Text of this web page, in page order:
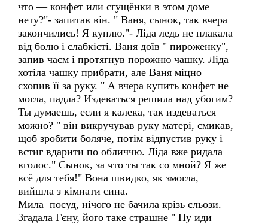
что — конфет или сгущёнки в этом доме
нету?"- запитав він. " Ваня, сынок, так вчера
закончились! Я куплю."- Ліда ледь не плакала
від болю і слабкісті. Ваня доїв " пироженку",
запив чаєм і протягнув порожню чашку. Ліда
хотіла чашку прибрати, але Ваня міцно
схопив її за руку. " А вчера купить конфет не
могла, падла? Издеваться решила над убогим?
Ты думаешь, если я калека, так издеваться
можно? " він викручував руку матері, смикав,
щоб зробити боляче, потім відпустив руку і
встиг вдарити по обличчю. Ліда вже ридала
вголос." Сынок, за что ты так со мной? Я же
всё для тебя!" Вона швидко, як змогла,
вийшла з кімнати сина.
Мила посуд, нічого не бачила крізь сльози.
Згадала Гєну, його таке страшне " Ну иди